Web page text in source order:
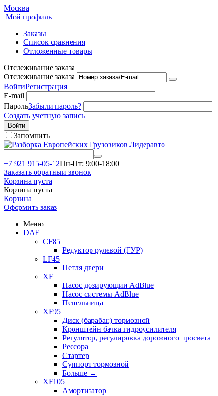
Москва
Мой профиль
Заказы
Список сравнения
Отложенные товары
Отслеживание заказа
Отслеживание заказа
ВойтиРегистрация
E-mail
ПарольЗабыли пароль?
Создать учетную запись
Войти
Запомнить
+7 921 915-05-12Пн-Пт: 9:00-18:00
Заказать обратный звонок
Корзина пуста
Корзина пуста
Корзина
Оформить заказ
Меню
DAF
CF85
Редуктор рулевой (ГУР)
LF45
Петля двери
XF
Насос дозирующий AdBlue
Насос системы AdBlue
Пепельница
XF95
Диск (барабан) тормозной
Кронштейн бачка гидроусилителя
Регулятор, регулировка дорожного просвета
Рессора
Стартер
Суппорт тормозной
Больше →
XF105
Амортизатор